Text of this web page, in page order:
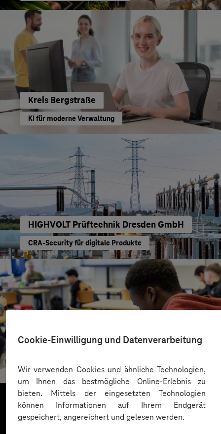
Cookie-Einwilligung und Datenverarbeitung
Wir verwenden Cookies und ähnliche Technologien,
um Ihnen das bestmögliche Online-Erlebnis zu
bieten. Mittels der eingesetzten Technologien
können Informationen auf Ihrem Endgerät
gespeichert, angereichert und gelesen werden.
Kreis Bergstraße
KI für moderne Verwaltung
HIGHVOLT Prüftechnik Dresden GmbH
CRA-Security für digitale Produkte
St.-Benedikt-Schule Düsseldorf
Mit KI Sprachbarrieren überwinden
Mehr laden